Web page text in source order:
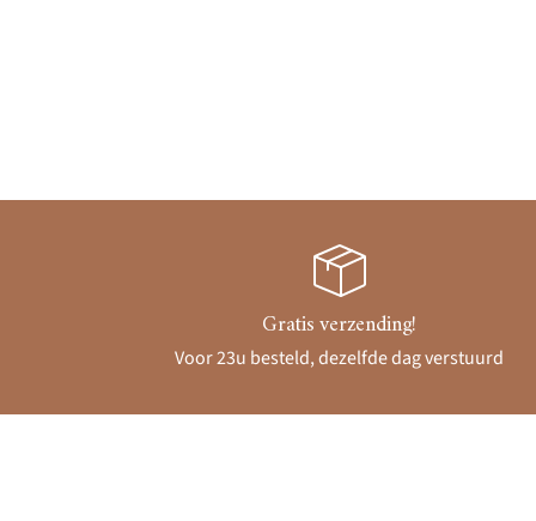
Gratis verzending!
Voor 23u besteld, dezelfde dag verstuurd